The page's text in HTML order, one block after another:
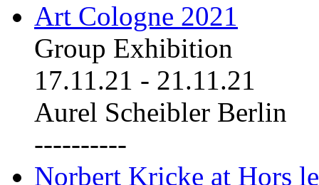
Art Cologne 2021
Group Exhibition
17.11.21 - 21.11.21
Aurel Scheibler Berlin
----------
Norbert Kricke at Hors